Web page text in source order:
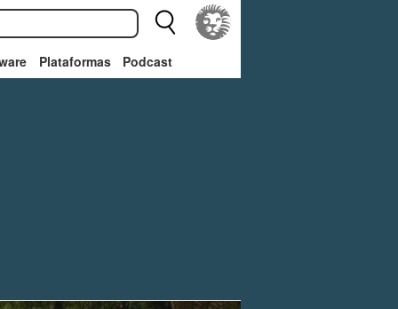
Plataformas Podcast